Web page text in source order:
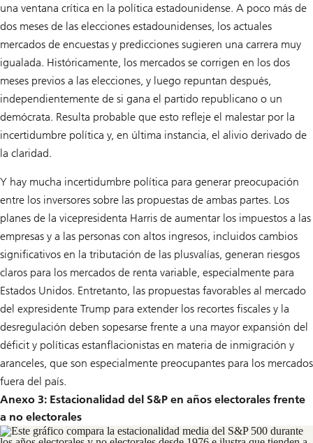
una ventana crítica en la política estadounidense. A poco más de
dos meses de las elecciones estadounidenses, los actuales
mercados de encuestas y predicciones sugieren una carrera muy
igualada. Históricamente, los mercados se corrigen en los dos
meses previos a las elecciones, y luego repuntan después,
independientemente de si gana el partido republicano o un
demócrata. Resulta probable que esto refleje el malestar por la
incertidumbre política y, en última instancia, el alivio derivado de
la claridad.
Y hay mucha incertidumbre política para generar preocupación
entre los inversores sobre las propuestas de ambas partes. Los
planes de la vicepresidenta Harris de aumentar los impuestos a las
empresas y a las personas con altos ingresos, incluidos cambios
significativos en la tributación de las plusvalías, generan riesgos
claros para los mercados de renta variable, especialmente para
Estados Unidos. Entretanto, las propuestas favorables al mercado
del expresidente Trump para extender los recortes fiscales y la
desregulación deben sopesarse frente a una mayor expansión del
déficit y políticas estanflacionistas en materia de inmigración y
aranceles, que son especialmente preocupantes para los mercados
fuera del país.
Anexo 3: Estacionalidad del S&P en años electorales frente
a no electorales